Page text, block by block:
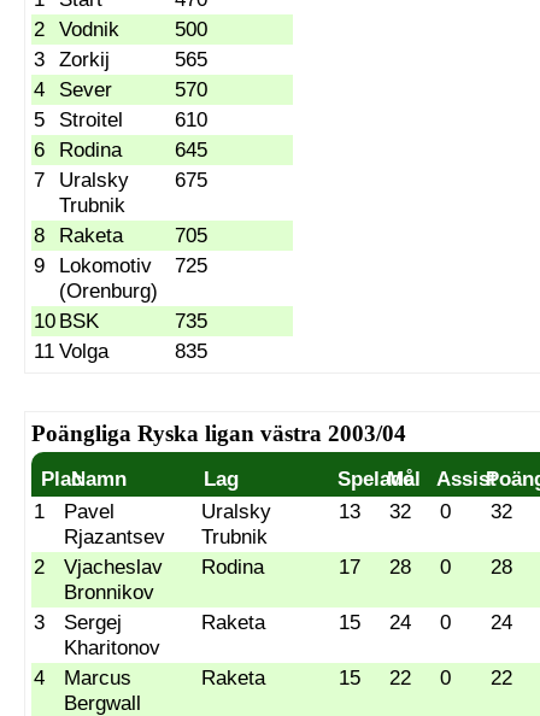
2
Vodnik
500
3
Zorkij
565
4
Sever
570
5
Stroitel
610
6
Rodina
645
7
Uralsky
Trubnik
675
8 Raketa
705
9
Lokomotiv
(Orenburg)
725
10 BSK
735
11 Volga 835
Poängliga Ryska ligan västra 2003/04
PlacNamn Lag Spelade
Mål Assist
1
Pavel
Rjazantsev
Uralsky
Trubnik
13 32 0 32
2
Vjacheslav
Bronnikov
Rodina 17 28 0 28
3
Sergej
Kharitonov
Raketa 15 24 0 24
4
Marcus
Bergwall
Raketa 15 22 0 22